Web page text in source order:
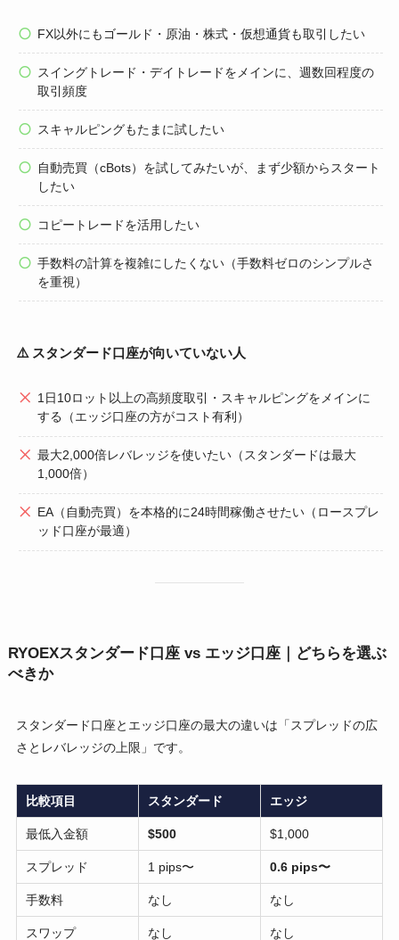
FX以外にもゴールド・原油・株式・仮想通貨も取引したい
スイングトレード・デイトレードをメインに、週数回程度の
取引頻度
スキャルピングもたまに試したい
自動売買（cBots）を試してみたいが、まず少額からスタート
したい
コピートレードを活用したい
手数料の計算を複雑にしたくない（手数料ゼロのシンプルさ
を重視）
⚠️ スタンダード口座が向いていない人
1日10ロット以上の高頻度取引・スキャルピングをメインに
する（エッジ口座の方がコスト有利）
最大2,000倍レバレッジを使いたい（スタンダードは最大
1,000倍）
EA（自動売買）を本格的に24時間稼働させたい（ロースプレ
ッド口座が最適）
RYOEXスタンダード口座 vs エッジ口座｜どちらを選ぶ
べきか
スタンダード口座とエッジ口座の最大の違いは「スプレッドの広
さとレバレッジの上限」です。
比較項目 スタンダード エッジ
最低入金額 $500 $1,000
スプレッド 1 pips〜 0.6 pips〜
手数料 なし なし
スワップ なし なし